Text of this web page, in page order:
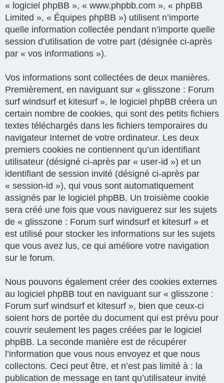
« logiciel phpBB », « www.phpbb.com », « phpBB
Limited », « Équipes phpBB ») utilisent n’importe
quelle information collectée pendant n’importe quelle
session d’utilisation de votre part (désignée ci-après
par « vos informations »).
Vos informations sont collectées de deux manières.
Premièrement, en naviguant sur « glisszone : Forum
surf windsurf et kitesurf », le logiciel phpBB créera un
certain nombre de cookies, qui sont des petits fichiers
textes téléchargés dans les fichiers temporaires du
navigateur Internet de votre ordinateur. Les deux
premiers cookies ne contiennent qu’un identifiant
utilisateur (désigné ci-après par « user-id ») et un
identifiant de session invité (désigné ci-après par
« session-id »), qui vous sont automatiquement
assignés par le logiciel phpBB. Un troisième cookie
sera créé une fois que vous naviguerez sur les sujets
de « glisszone : Forum surf windsurf et kitesurf » et
est utilisé pour stocker les informations sur les sujets
que vous avez lus, ce qui améliore votre navigation
sur le forum.
Nous pouvons également créer des cookies externes
au logiciel phpBB tout en naviguant sur « glisszone :
Forum surf windsurf et kitesurf », bien que ceux-ci
soient hors de portée du document qui est prévu pour
couvrir seulement les pages créées par le logiciel
phpBB. La seconde manière est de récupérer
l’information que vous nous envoyez et que nous
collectons. Ceci peut être, et n’est pas limité à : la
publication de message en tant qu’utilisateur invité